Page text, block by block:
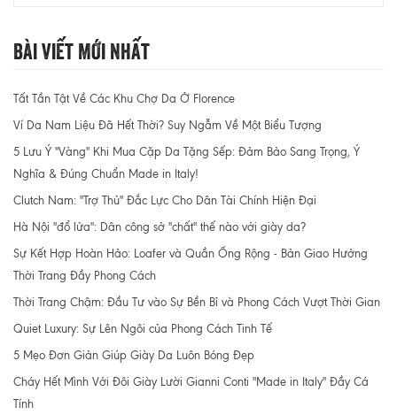
Bài Viết Mới Nhất
Tất Tần Tật Về Các Khu Chợ Da Ở Florence
Ví Da Nam Liệu Đã Hết Thời? Suy Ngẫm Về Một Biểu Tượng
5 Lưu Ý "Vàng" Khi Mua Cặp Da Tặng Sếp: Đảm Bảo Sang Trọng, Ý
Nghĩa & Đúng Chuẩn Made in Italy!
Clutch Nam: "Trợ Thủ" Đắc Lực Cho Dân Tài Chính Hiện Đại
Hà Nội "đổ lửa": Dân công sở "chất" thế nào với giày da?
Sự Kết Hợp Hoàn Hảo: Loafer và Quần Ống Rộng - Bản Giao Hưởng
Thời Trang Đầy Phong Cách
Thời Trang Chậm: Đầu Tư vào Sự Bền Bỉ và Phong Cách Vượt Thời Gian
Quiet Luxury: Sự Lên Ngôi của Phong Cách Tinh Tế
5 Mẹo Đơn Giản Giúp Giày Da Luôn Bóng Đẹp
Cháy Hết Mình Với Đôi Giày Lười Gianni Conti "Made in Italy" Đầy Cá
Tính